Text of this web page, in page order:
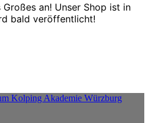
an! Unser Shop ist in
bald veröffentlicht!